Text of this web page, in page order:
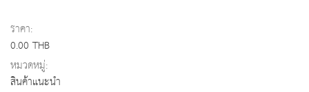
ราคา:
0.00 THB
หมวดหมู่:
สินค้าแนะนำ